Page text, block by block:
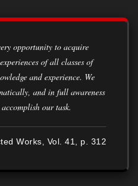
of all classes of
and experience. We
and in full awareness
our task.
Works, Vol. 41, p. 312